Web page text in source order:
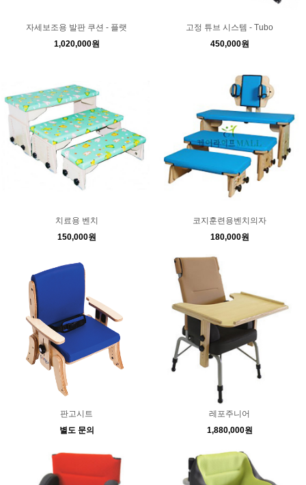
자세보조용 발판 쿠션 - 플랫
1,020,000원
고정 튜브 시스템 - Tubo
450,000원
치료용 벤치
150,000원
코지훈련용벤치의자
180,000원
판고시트
별도 문의
레포주니어
1,880,000원